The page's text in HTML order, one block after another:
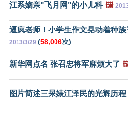
江系嫡亲"飞月网"的小儿科 🖼️
逼疯老师！小学生作文晃动着种
2013/3/29 (58,006次)
新华网点名 张召忠将军麻烦大了
图片简述三呆婊江泽民的光辉历程